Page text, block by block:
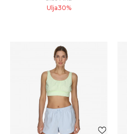
Ulja30%